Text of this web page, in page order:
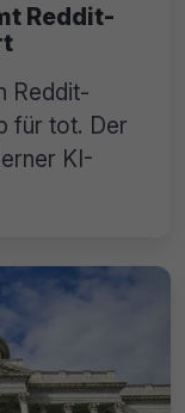
Reddit-
Reddit-
für tot. Der
KI-